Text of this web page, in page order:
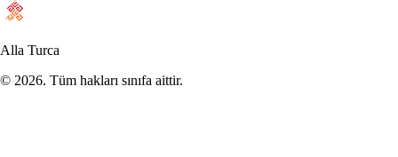
Alla Turca
© 2026. Tüm hakları sınıfa aittir.